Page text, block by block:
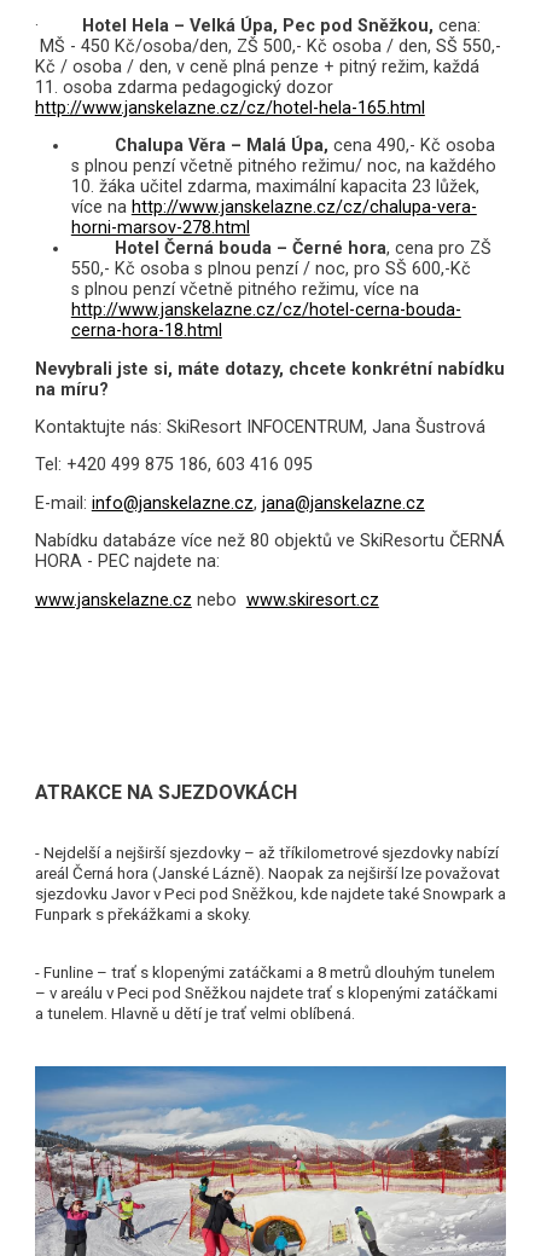
·
Hotel Hela – Velká Úpa, Pec pod Sněžkou, cena:
MŠ - 450 Kč/osoba/den, ZŠ 500,- Kč osoba / den, SŠ 550,-
Kč / osoba / den, v ceně plná penze + pitný režim, každá
11. osoba zdarma pedagogický dozor
http://www.janskelazne.cz/cz/hotel-hela-165.html
Chalupa Věra – Malá Úpa, cena 490,- Kč osoba
s plnou penzí včetně pitného režimu/ noc, na každého
10. žáka učitel zdarma, maximální kapacita 23 lůžek,
více na http://www.janskelazne.cz/cz/chalupa-vera-
horni-marsov-278.html
Hotel Černá bouda– Černé hora, cena pro ZŠ
550,- Kč osoba s plnou penzí / noc, pro SŠ 600,-Kč
s plnou penzí včetně pitného režimu, více na
http://www.janskelazne.cz/cz/hotel-cerna-bouda-
cerna-hora-18.html
Nevybrali jste si, máte dotazy, chcete konkrétní nabídku
na míru?
Kontaktujte nás: SkiResort INFOCENTRUM, Jana Šustrová
Tel: +420 499 875 186, 603 416 095
E-mail: info@janskelazne.cz, jana@janskelazne.cz
Nabídku databáze více než 80 objektů ve SkiResortu ČERNÁ
HORA - PEC najdete na:
www.janskelazne.cz nebo www.skiresort.cz
ATRAKCE NA SJEZDOVKÁCH
- Nejdelší a nejširší sjezdovky – až tříkilometrové sjezdovky nabízí
areál Černá hora (Janské Lázně). Naopak za nejširší lze považovat
sjezdovku Javor v Peci pod Sněžkou, kde najdete také Snowpark a
Funpark s překážkami a skoky.
- Funline – trať s klopenými zatáčkami a 8 metrů dlouhým tunelem
– v areálu v Peci pod Sněžkou najdete trať s klopenými zatáčkami
a tunelem. Hlavně u dětí je trať velmi oblíbená.